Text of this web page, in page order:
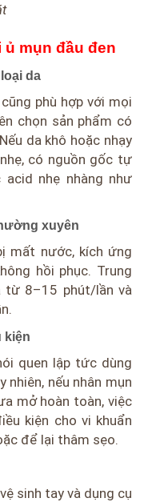
mụn đầu đen
da
phù hợp với mọi
chọn sản phẩm có
da khô hoặc nhạy
có nguồn gốc tự
acid nhẹ nhàng như
xuyên
mất nước, kích ứng
hồi phục. Trung
từ 8–15 phút/lần và
kiện
quen lập tức dùng
nhiên, nếu nhân mụn
mở hoàn toàn, việc
kiện cho vi khuẩn
để lại thâm sẹo.
sinh tay và dụng cụ